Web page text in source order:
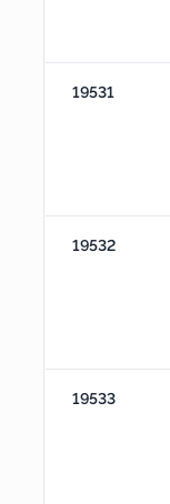
19531
19532
19533